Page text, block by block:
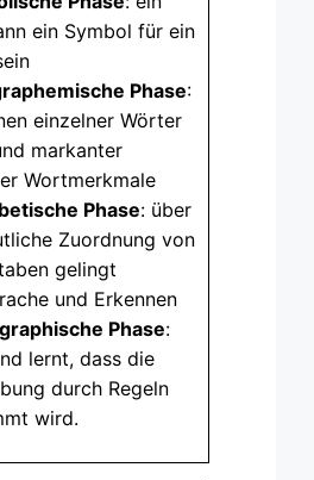
ein Symbol für ein
Phase:
einzelner Wörter
markanter
Wortmerkmale
Phase: über
Zuordnung von
gelingt
und Erkennen
Phase:
lernt, dass die
durch Regeln
wird.